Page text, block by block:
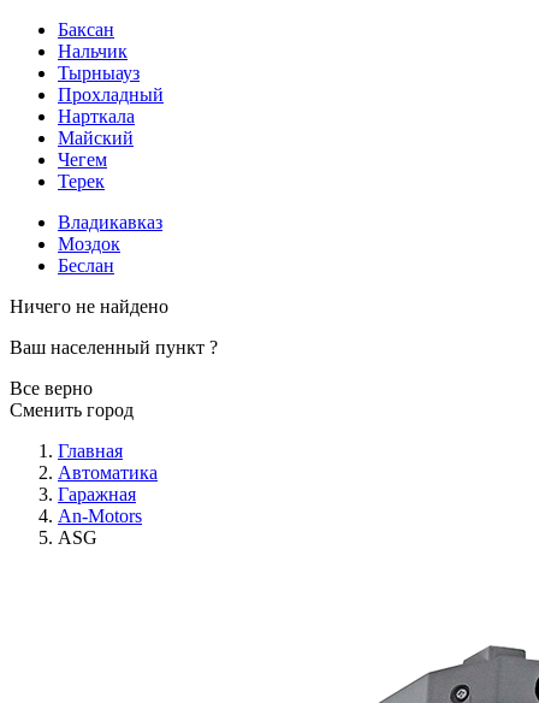
Баксан
Нальчик
Тырныауз
Прохладный
Нарткала
Майский
Чегем
Терек
Владикавказ
Моздок
Беслан
Ничего не найдено
Ваш населенный пункт ?
Все верно
Сменить город
Главная
Автоматика
Гаражная
An-Motors
ASG